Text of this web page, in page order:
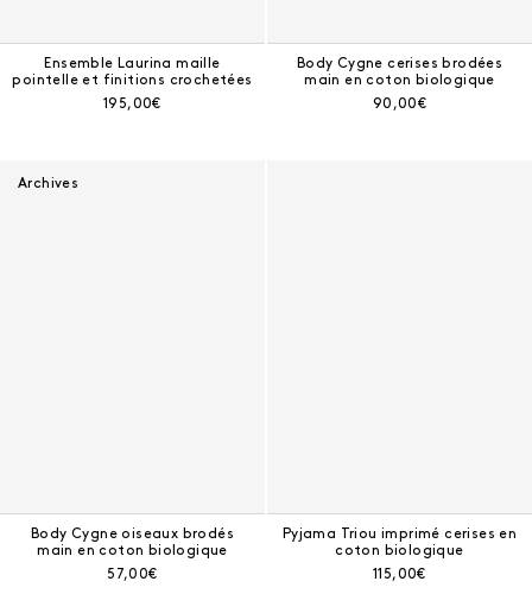
Ensemble Laurina maille
pointelle et finitions crochetées
Prix courant :
195,00€
Body Cygne cerises brodées
main en coton biologique
Prix courant :
90,00€
Archives
Body Cygne oiseaux brodés
main en coton biologique
Prix courant :
57,00€
Pyjama Triou imprimé cerises en
coton biologique
Prix courant :
115,00€